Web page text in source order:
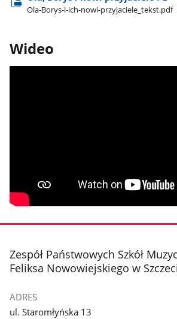
Ola-Borys-i-ich-nowi-przyjaciele​_tekst.pdf
Wideo
stopka
Zespół Państwowych Szkół
Feliksa Nowowiejskiego w
ADRES
ul. Staromłyńska 13